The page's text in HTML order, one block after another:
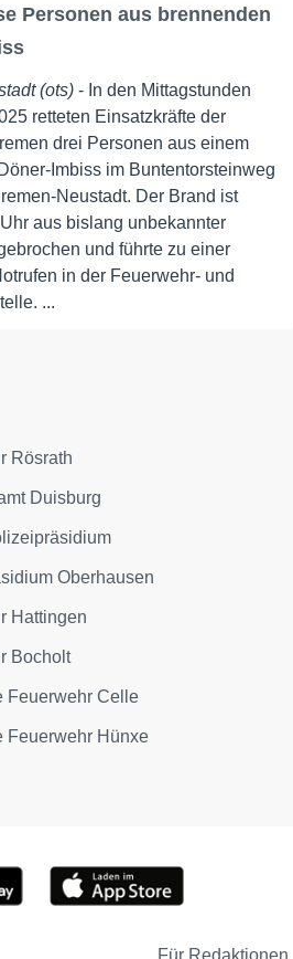
Personen aus brennenden
(ots)- In den Mittagstunden
retteten Einsatzkräfte der
drei Personen aus einem
Imbiss im Buntentorsteinweg
Neustadt. Der Brand ist
aus bislang unbekannter
und führte zu einer
in der Feuerwehr- und
...
Rösrath
Duisburg
Oberhausen
Hattingen
Bocholt
Feuerwehr Celle
Feuerwehr Hünxe
Für Redaktionen